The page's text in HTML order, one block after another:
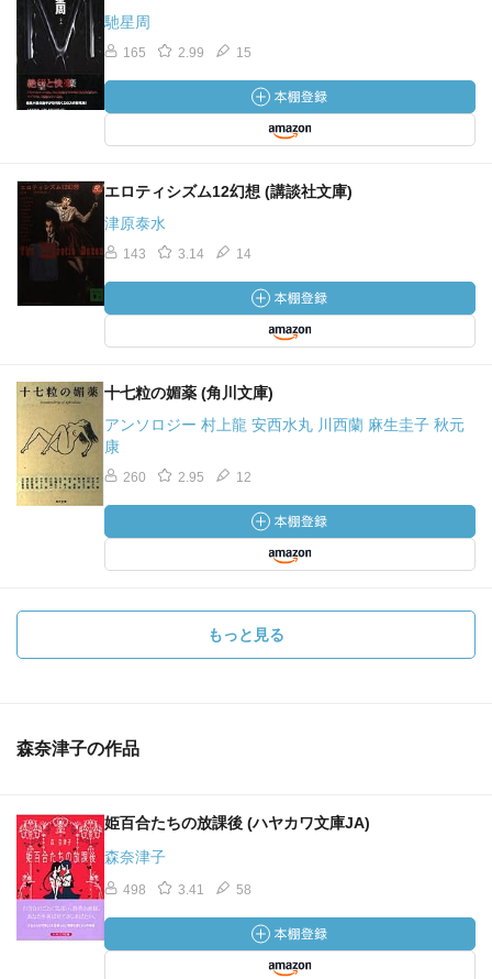
馳星周
165 2.99 15
エロティシズム12幻想 (講談社文庫)
津原泰水
143 3.14 14
十七粒の媚薬 (角川文庫)
アンソロジー 村上龍 安西水丸 川西蘭 麻生圭子 秋元
康
260 2.95 12
もっと見る
森奈津子の作品
姫百合たちの放課後 (ハヤカワ文庫JA)
森奈津子
498 3.41 58